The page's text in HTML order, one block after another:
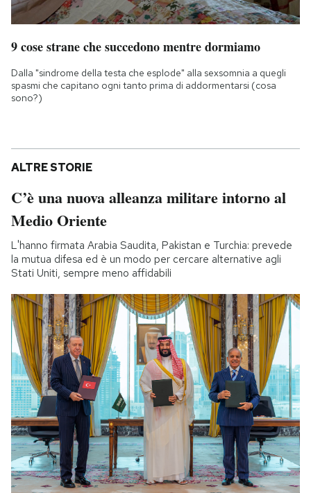
9 cose strane che succedono mentre dormiamo
Dalla "sindrome della testa che esplode" alla sexsomnia a quegli
spasmi che capitano ogni tanto prima di addormentarsi (cosa
sono?)
ALTRE STORIE
C’è una nuova alleanza militare intorno al
Medio Oriente
L'hanno firmata Arabia Saudita, Pakistan e Turchia: prevede
la mutua difesa ed è un modo per cercare alternative agli
Stati Uniti, sempre meno affidabili